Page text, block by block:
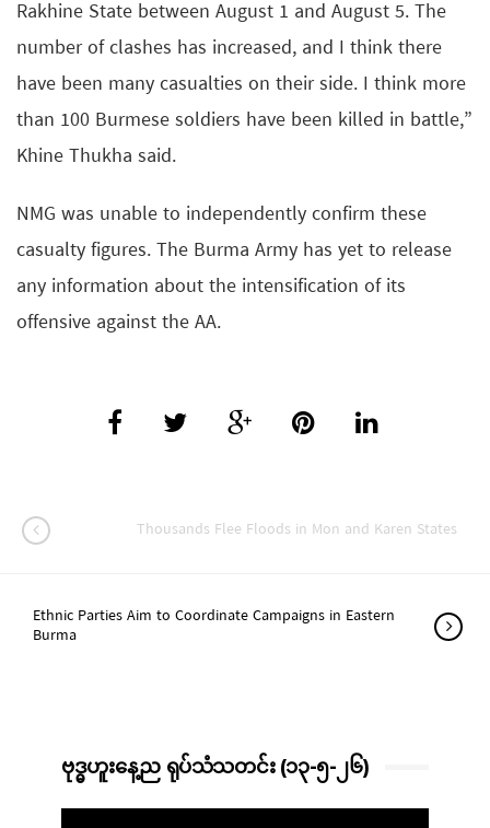
Rakhine State between August 1 and August 5. The
number of clashes has increased, and I think there
have been many casualties on their side. I think more
than 100 Burmese soldiers have been killed in battle,”
Khine Thukha said.
NMG was unable to independently confirm these
casualty figures. The Burma Army has yet to release
any information about the intensification of its
offensive against the AA.
Thousands Flee Floods in Mon and Karen States
Ethnic Parties Aim to Coordinate Campaigns in Eastern
Burma
ဗုဒ္ဓဟူးနေ့ည ရုပ်သံသတင်း (၁၃-၅-၂၆)